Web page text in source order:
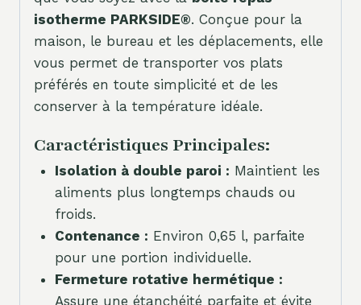
isotherme PARKSIDE®. Conçue pour la
maison, le bureau et les déplacements, elle
vous permet de transporter vos plats
préférés en toute simplicité et de les
conserver à la température idéale.
Caractéristiques Principales:
Isolation à double paroi : Maintient les
aliments plus longtemps chauds ou
froids.
Contenance : Environ 0,65 l, parfaite
pour une portion individuelle.
Fermeture rotative hermétique :
Assure une étanchéité parfaite et évite